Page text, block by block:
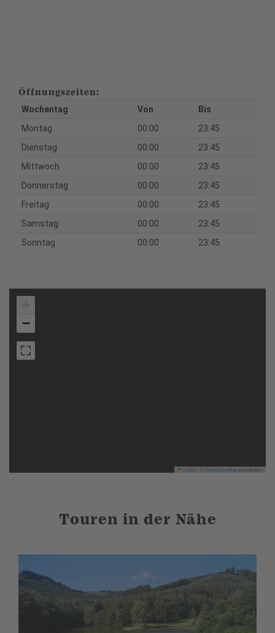
Öffnungszeiten:
Wochentag Von
Bis
Montag
00:00
23:45
Dienstag
00:00
23:45
Mittwoch
00:00
23:45
Donnerstag
00:00
23:45
Freitag
00:00
23:45
Samstag
00:00
23:45
Sonntag
00:00 23:45
−
Leaflet OpenStreetMapcontributors
Touren in der Nähe